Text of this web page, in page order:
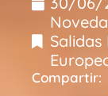
Compartir: